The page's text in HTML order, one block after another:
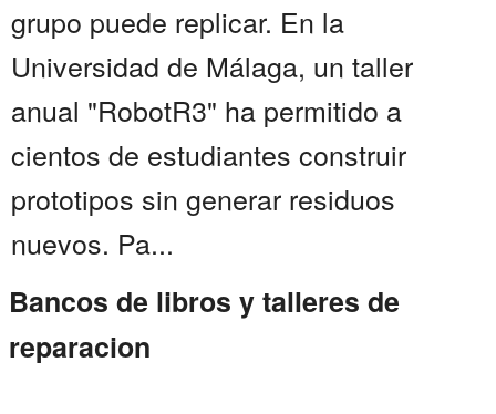
grupo puede replicar. En la
Universidad de Málaga, un taller
anual "RobotR3" ha permitido a
cientos de estudiantes construir
prototipos sin generar residuos
nuevos. Pa...
Bancos de libros y talleres de
reparacion